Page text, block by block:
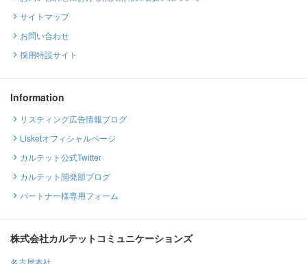
サイトマップ
お問い合わせ
採用特設サイト
Information
リスティング広告情報ブログ
Lisketオフィシャルページ
カルテット公式Twitter
カルテット開発部ブログ
パートナー様専用フォーム
株式会社カルテットコミュニケーションズ
名古屋本社